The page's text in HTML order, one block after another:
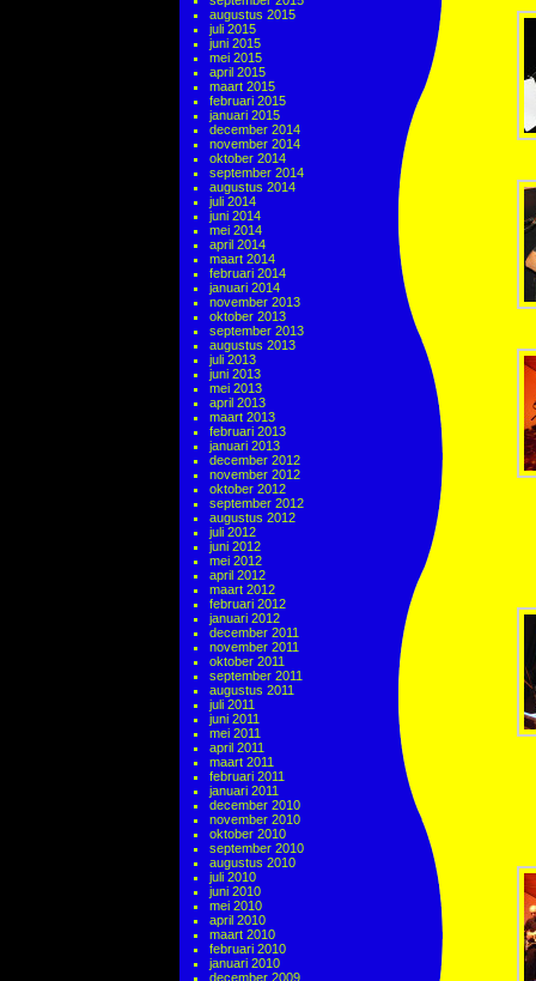
augustus 2015
juli 2015
juni 2015
mei 2015
april 2015
maart 2015
februari 2015
januari 2015
december 2014
november 2014
oktober 2014
september 2014
augustus 2014
juli 2014
juni 2014
mei 2014
april 2014
maart 2014
februari 2014
januari 2014
november 2013
oktober 2013
september 2013
augustus 2013
juli 2013
juni 2013
mei 2013
april 2013
maart 2013
februari 2013
januari 2013
december 2012
november 2012
oktober 2012
september 2012
augustus 2012
juli 2012
juni 2012
mei 2012
april 2012
maart 2012
februari 2012
januari 2012
december 2011
november 2011
oktober 2011
september 2011
augustus 2011
juli 2011
juni 2011
mei 2011
april 2011
maart 2011
februari 2011
januari 2011
december 2010
november 2010
oktober 2010
september 2010
augustus 2010
juli 2010
juni 2010
mei 2010
april 2010
maart 2010
februari 2010
januari 2010
december 2009